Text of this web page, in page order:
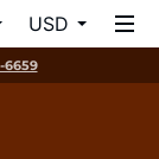
USD
6659